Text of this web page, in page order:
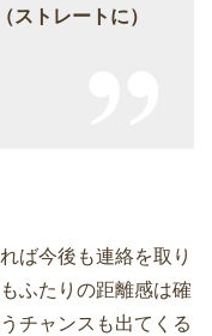
ストレートに）
ば今後も連絡を取り
ふたりの距離感は確
チャンスも出てくる